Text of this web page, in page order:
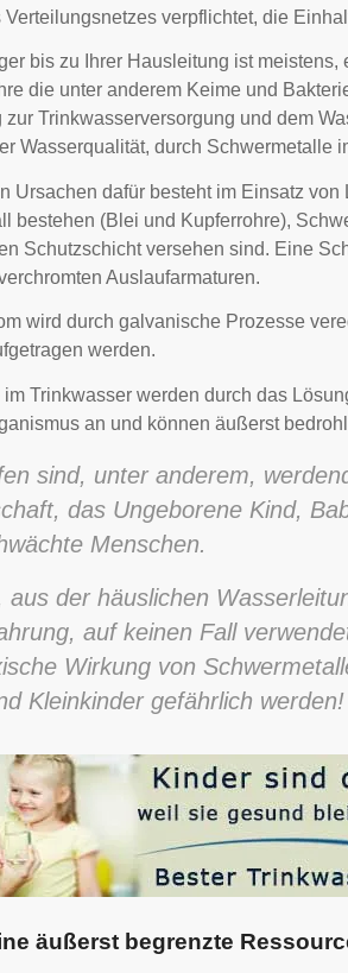
Verteilungsnetzes verpflichtet, die
bis zu Ihrer Hausleitung ist
die unter anderem Keime und
Trinkwasserversorgung und dem
Wasserqualität, durch Schwermetalle
Ursachen dafür besteht im Einsatz
bestehen (Blei und Kupferrohre),
Schutzschicht versehen sind. Eine
Auslaufarmaturen.
wird durch galvanische Prozesse
werden.
Trinkwasser werden durch das
an und können äußerst
sind, unter anderem,
das Ungeborene Kind,
Menschen.
aus der häuslichen
auf keinen Fall
Wirkung von
Kleinkinder gefährlich werden!
äußerst begrenzte